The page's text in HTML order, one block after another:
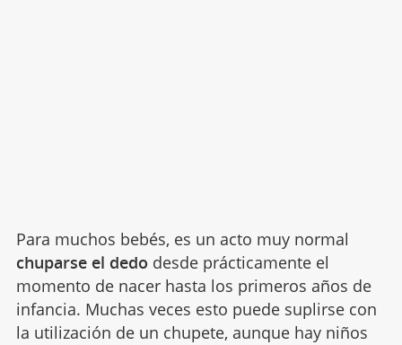
Para muchos bebés, es un acto muy normal
chuparse el dedo desde prácticamente el
momento de nacer hasta los primeros años de
infancia. Muchas veces esto puede suplirse con
la utilización de un chupete, aunque hay niños